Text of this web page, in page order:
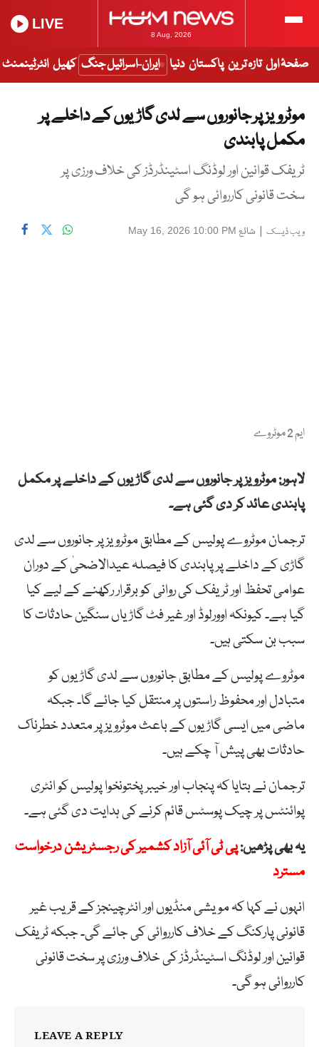
8 Aug, 2026
LIVE
صفحۂ اول تازہ ترین پاکستان دنیا ایران-اسرائیل جنگ کھیل انٹرٹینمنٹ
موٹرویز پر جانوروں سے لدی گاڑیوں کے داخلے پر
مکمل پابندی
ٹریفک قوانین اور لوڈنگ اسٹینڈرڈز کی خلاف ورزی پر
سخت قانونی کارروائی ہو گی
ویب ڈیسک | شائع May 16, 2026 10:00 PM
ایم 2 موٹروے
لاہور: موٹرویز پر جانوروں سے لدی گاڑیوں کے داخلے پر مکمل
پابندی عائد کر دی گئی ہے۔
ترجمان موٹروے پولیس کے مطابق موٹرویز پر جانوروں سے لدی
گاڑی کے داخلے پر پابندی کا فیصلہ عیدالاضحیٰ کے دوران
عوامی تحفظ اور ٹریفک کی روانی کو برقرار رکھنے کے لیے کیا
گیا ہے۔ کیونکہ اوورلوڈ اور غیر فٹ گاڑیاں سنگین حادثات کا
سبب بن سکتی ہیں۔
موٹروے پولیس کے مطابق جانوروں سے لدی گاڑیوں کو
متبادل اور محفوظ راستوں پر منتقل کیا جائے گا۔ جبکہ
ماضی میں ایسی گاڑیوں کے باعث موٹرویز پر متعدد خطرناک
حادثات بھی پیش آ چکے ہیں۔
ترجمان نے بتایا کہ پنجاب اور خیبر پختونخوا پولیس کو انٹری
پوائنٹس پر چیک پوسٹس قائم کرنے کی ہدایت دی گئی ہے۔
یہ بھی پڑھیں:پی ٹی آئی آزاد کشمیر کی رجسٹریشن درخواست
مسترد
انہوں نے کہا کہ مویشی منڈیوں اور انٹرچینجز کے قریب غیر
قانونی پارکنگ کے خلاف کارروائی کی جائے گی۔ جبکہ ٹریفک
قوانین اور لوڈنگ اسٹینڈرڈز کی خلاف ورزی پر سخت قانونی
کارروائی ہو گی۔
LEAVE A REPLY